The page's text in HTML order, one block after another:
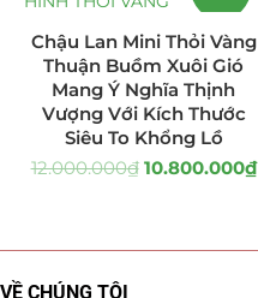
Lan Hồ Điệp Truyền Thống
Lũa Hồ Điệp Sen Đá
Tiểu Cảnh Lan Sen Đá
Hoa Tặng 14/2
Chậu Lan Mini Thỏi Vàng
Thuận Buồm Xuôi Gió
Mang Ý Nghĩa Thịnh
Vượng Với Kích Thước
Siêu To Khổng Lồ
12.000.000₫ 10.800.000₫
VỀ CHÚNG TÔI